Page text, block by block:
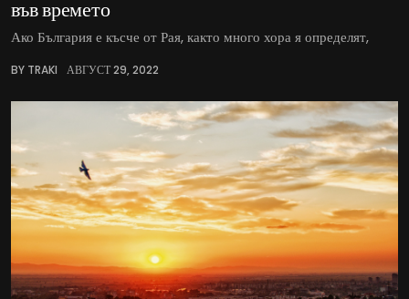
във времето
Ако България е късче от Рая, както много хора я определят,
BY TRAKI АВГУСТ 29, 2022